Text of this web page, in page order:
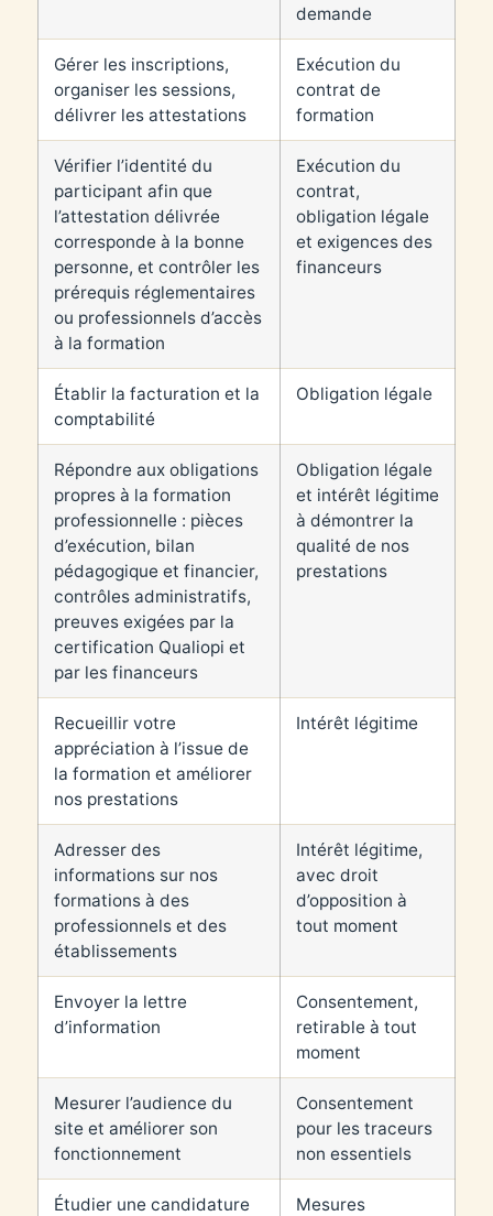
demande
Gérer les inscriptions,
organiser les sessions,
délivrer les attestations
Exécution du
contrat de
formation
Vérifier l’identité du
participant afin que
l’attestation délivrée
corresponde à la bonne
personne, et contrôler les
prérequis réglementaires
ou professionnels d’accès
à la formation
Exécution du
contrat,
obligation légale
et exigences des
financeurs
Établir la facturation et la
comptabilité
Obligation légale
Répondre aux obligations
propres à la formation
professionnelle : pièces
d’exécution, bilan
pédagogique et financier,
contrôles administratifs,
preuves exigées par la
certification Qualiopi et
par les financeurs
Obligation légale
et intérêt légitime
à démontrer la
qualité de nos
prestations
Recueillir votre
appréciation à l’issue de
la formation et améliorer
nos prestations
Intérêt légitime
Adresser des
informations sur nos
formations à des
professionnels et des
établissements
Intérêt légitime,
avec droit
d’opposition à
tout moment
Envoyer la lettre
d’information
Consentement,
retirable à tout
moment
Mesurer l’audience du
site et améliorer son
fonctionnement
Consentement
pour les traceurs
non essentiels
Étudier une candidature
Mesures